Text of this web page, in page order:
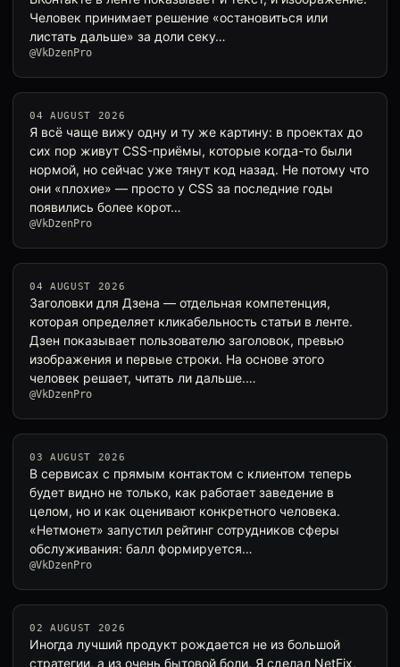
Человек принимает решение «остановиться или
листать дальше» за доли секу…
@VkDzenPro
04 AUGUST 2026
Я всё чаще вижу одну и ту же картину: в проектах до
сих пор живут CSS-приёмы, которые когда-то были
нормой, но сейчас уже тянут код назад. Не потому что
они «плохие» — просто у CSS за последние годы
появились более корот…
@VkDzenPro
04 AUGUST 2026
Заголовки для Дзена — отдельная компетенция,
которая определяет кликабельность статьи в ленте.
Дзен показывает пользователю заголовок, превью
изображения и первые строки. На основе этого
человек решает, читать ли дальше.…
@VkDzenPro
03 AUGUST 2026
В сервисах с прямым контактом с клиентом теперь
будет видно не только, как работает заведение в
целом, но и как оценивают конкретного человека.
«Нетмонет» запустил рейтинг сотрудников сферы
обслуживания: балл формируется…
@VkDzenPro
02 AUGUST 2026
Иногда лучший продукт рождается не из большой
стратегии, а из очень бытовой боли. Я сделал NetFix,